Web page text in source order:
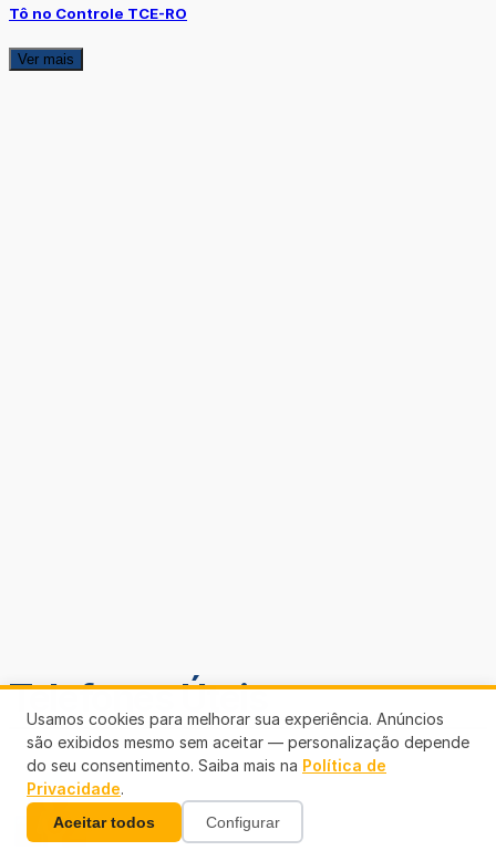
Tô no Controle TCE-RO
Ver mais
Telefones Úteis
Usamos cookies para melhorar sua experiência. Anúncios
são exibidos mesmo sem aceitar — personalização depende
do seu consentimento. Saiba mais na Política de
Privacidade.
Aceitar todos Configurar